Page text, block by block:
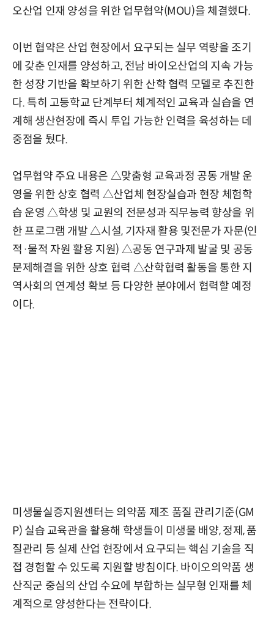
오산업 인재 양성을 위한 업무협약(MOU)을 체결했다.
이번 협약은 산업 현장에서 요구되는 실무 역량을 조기
에 갖춘 인재를 양성하고, 전남 바이오산업의 지속 가능
한 성장 기반을 확보하기 위한 산학 협력 모델로 추진한
다. 특히 고등학교 단계부터 체계적인 교육과 실습을 연
계해 생산현장에 즉시 투입 가능한 인력을 육성하는 데
중점을 뒀다.
업무협약 주요 내용은 △맞춤형 교육과정 공동 개발 운
영을 위한 상호 협력 △산업체 현장실습과 현장 체험학
습 운영 △학생 및 교원의 전문성과 직무능력 향상을 위
한 프로그램 개발 △시설, 기자재 활용 및전문가 자문(인
적·물적 자원 활용 지원) △공동 연구과제 발굴 및 공동
문제해결을 위한 상호 협력 △산학협력 활동을 통한 지
역사회의 연계성 확보 등 다양한 분야에서 협력할 예정
이다.
미생물실증지원센터는 의약품 제조 품질 관리기준(GM
P) 실습 교육관을 활용해 학생들이 미생물 배양, 정제, 품
질관리 등 실제 산업 현장에서 요구되는 핵심 기술을 직
접 경험할 수 있도록 지원할 방침이다. 바이오의약품 생
산직군 중심의 산업 수요에 부합하는 실무형 인재를 체
계적으로 양성한다는 전략이다.